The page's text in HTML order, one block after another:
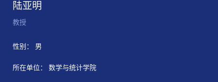
陆亚明
教授
性别： 男
所在单位： 数学与统计学院